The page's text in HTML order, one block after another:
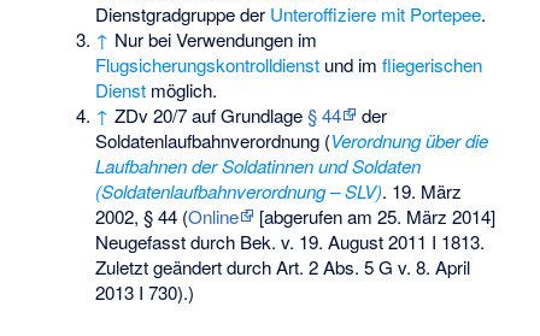
Dienstgradgruppe der Unteroffiziere mit Portepee.
↑ Nur bei Verwendungen im
Flugsicherungskontrolldienst und imfliegerischen
Dienst möglich.
↑ ZDv 20/7 auf Grundlage§ 44
der
Soldatenlaufbahnverordnung (Verordnung über die
Laufbahnen der Soldatinnen und Soldaten
(Soldatenlaufbahnverordnung – SLV). 19. März
2002, § 44 (Online
[abgerufen am 25. März 2014]
Neugefasst durch Bek. v. 19. August 2011 I 1813.
Zuletzt geändert durch Art. 2 Abs. 5 G v. 8. April
2013 I 730).)